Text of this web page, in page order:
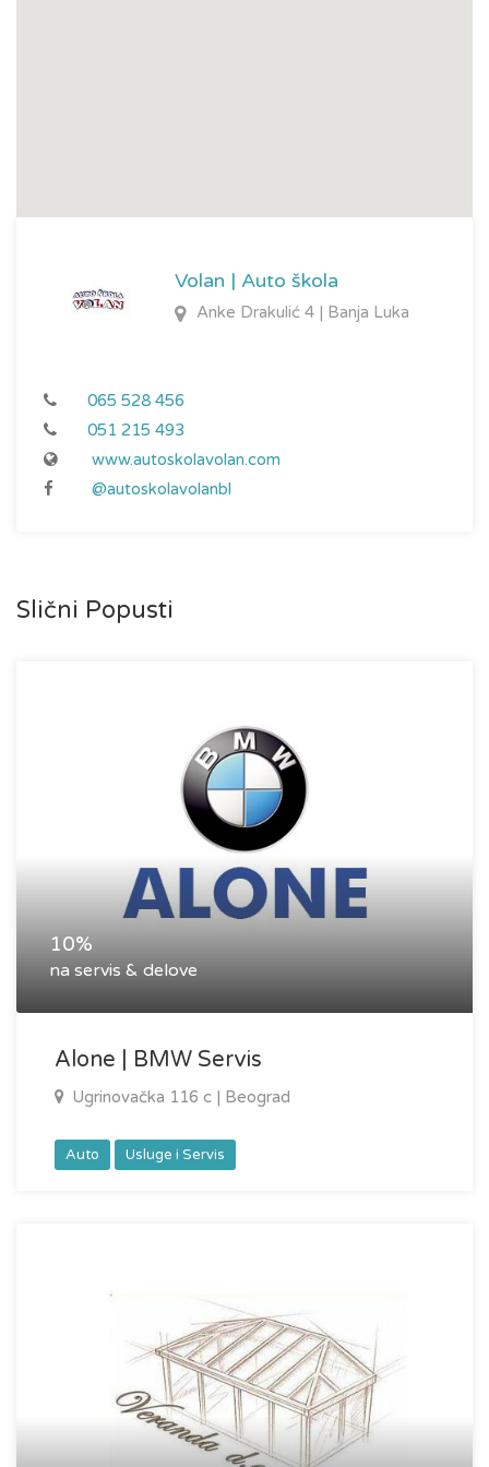
Volan | Auto škola
Anke Drakulić 4 | Banja Luka
065 528 456
051 215 493
www.autoskolavolan.com
@autoskolavolanbl
Slični Popusti
10%
na servis & delove
Alone | BMW Servis
Ugrinovačka 116 c | Beograd
Auto Usluge i Servis